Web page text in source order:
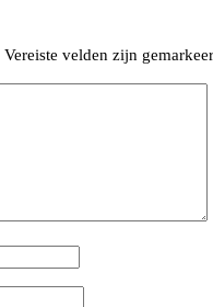
trofeeën
Vereiste velden zijn